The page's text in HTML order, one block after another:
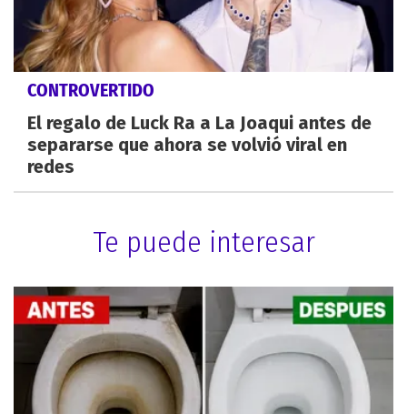
CONTROVERTIDO
El regalo de Luck Ra a La Joaqui antes de
separarse que ahora se volvió viral en
redes
Te puede interesar